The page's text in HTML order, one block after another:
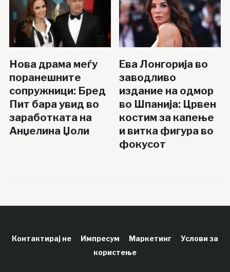
Нова драма меѓу
поранешните
сопружници: Бред
Пит бара увид во
заработката на
Анџелина Џоли
Ева Лонгорија во
заводливо
издание на одмор
во Шпанија: Црвен
костим за капење
и витка фигура во
фокусот
Контактирај не Импресум Маркетинг
Услови за
користење